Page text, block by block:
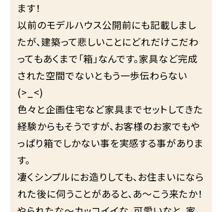
ます！
以前のモデルハウス公開前にも記載しまし
たが、建築って悲しいことにどれだけこだわ
ってもあくまで「箱」なんです。家具など完成
された空間でないともう一歩伝わらない
(>_<)
色々と企画住宅など家具までセットしてきた
経験からもそうですが、お客様のお家でもや
っぱり箱でしかない事を実感する事がありま
す。
凄くシンプルにお造りしても、お住まいになら
れた後に伺うことがあると、あ～こう来たか！